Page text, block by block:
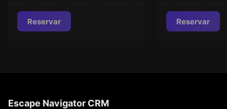
Reservar Reservar
Escape Navigator CRM